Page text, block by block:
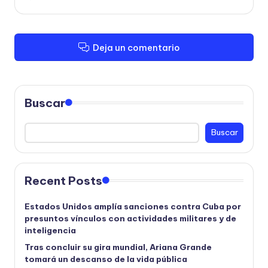
Deja un comentario
Buscar
Buscar
Recent Posts
Estados Unidos amplía sanciones contra Cuba por
presuntos vínculos con actividades militares y de
inteligencia
Tras concluir su gira mundial, Ariana Grande
tomará un descanso de la vida pública